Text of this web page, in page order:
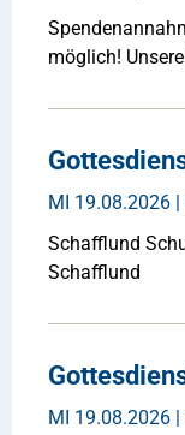
möglich!
MI 19.08.2026
Schafflund
Schafflund
MI 19.08.2026 |